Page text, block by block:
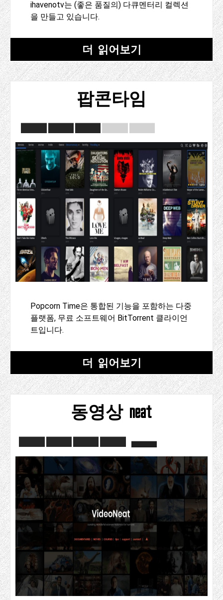
ihavenotv는 (좋은 품질의) 다큐멘터리 컬렉션
을 만들고 있습니다.
더 읽어보기
팝콘타임
Popcorn Time은 통합된 기능을 포함하는 다중
플랫폼, 무료 소프트웨어 BitTorrent 클라이언
트입니다.
더 읽어보기
동영상 neat